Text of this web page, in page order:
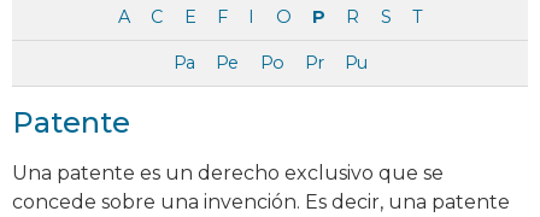
A C E F I O P R S T
Pa Pe Po Pr Pu
Patente
Una patente es un derecho exclusivo que se
concede sobre una invención. Es decir, una patente